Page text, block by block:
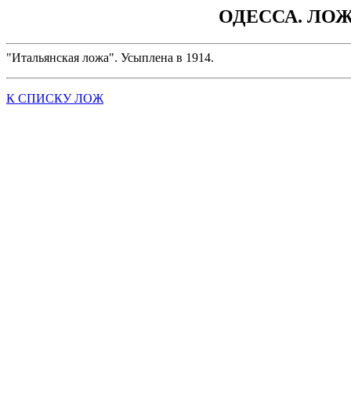
ОДЕССА.
"Итальянская ложа". Усыплена в 1914.
К СПИСКУ ЛОЖ